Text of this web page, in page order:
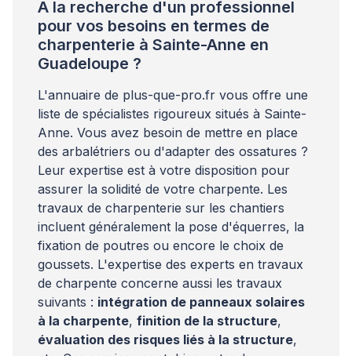
[…]À la recherche d'un professionnel
pour vos besoins en termes de
charpenterie à Sainte-Anne en
Guadeloupe ?
L'annuaire de plus-que-pro.fr vous offre une
liste de spécialistes rigoureux situés à Sainte-
Anne. Vous avez besoin de mettre en place
des arbalétriers ou d'adapter des ossatures ?
Leur expertise est à votre disposition pour
assurer la solidité de votre charpente. Les
travaux de charpenterie sur les chantiers
incluent généralement la pose d'équerres, la
fixation de poutres ou encore le choix de
goussets. L'expertise des experts en travaux
de charpente concerne aussi les travaux
suivants : intégration de panneaux solaires
à la charpente, finition de la structure,
évaluation des risques liés à la structure,